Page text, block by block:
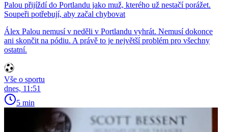
Palou přijíždí do Portlandu jako muž, kterého už nestačí porážet.
Soupeři potřebují, aby začal chybovat
Álex Palou nemusí v neděli v Portlandu vyhrát. Nemusí dokonce
ani skončit na pódiu. A právě to je největší problém pro všechny
ostatní.
Vše o sportu
dnes, 11:51
5 min